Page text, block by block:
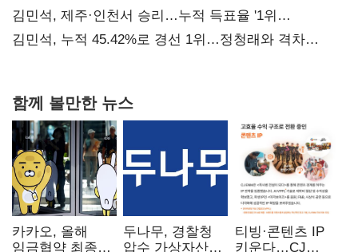
때리기
김민석, 제주·인천서 승리…누적 득표율 '1위
탈환'(종합)
김민석, 누적 45.42%로 경선 1위…정청래와 격차
함께 볼만한 뉴스
카카오, 올해
임금협약 최종
두나무, 경찰청
압수 가상자산
티빙·콘텐츠 IP
키운다…CJ